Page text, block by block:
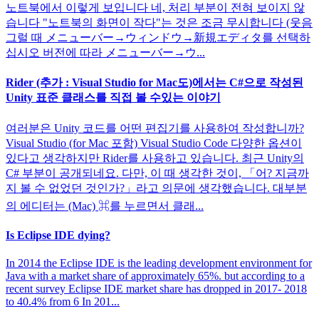
노트북에서 이렇게 보입니다 네, 처리 부분이 전혀 보이지 않
습니다 "노트북의 화면이 작다"는 것은 조금 무시합니다 (웃음
그럴 때 メニューバー→ウィンドウ→新規エディタ를 선택하
십시오 버전에 따라 メニューバー→ウ...
Rider (추가 : Visual Studio for Mac도)에서는 C#으로 작성된
Unity 표준 클래스를 직접 볼 수있는 이야기
여러분은 Unity 코드를 어떤 편집기를 사용하여 작성합니까?
Visual Studio (for Mac 포함) Visual Studio Code 다양한 옵션이
있다고 생각하지만 Rider를 사용하고 있습니다. 최근 Unity의
C# 부분이 공개되네요. 다만, 이 때 생각한 것이, 「어? 지금까
지 볼 수 없었던 것인가?」라고 의문에 생각했습니다. 대부분
의 에디터는 (Mac) ⌘를 누르면서 클래...
Is Eclipse IDE dying?
In 2014 the Eclipse IDE is the leading development environment for
Java with a market share of approximately 65%. but according to a
recent survey Eclipse IDE market share has dropped in 2017- 2018
to 40.4% from 6 In 201...